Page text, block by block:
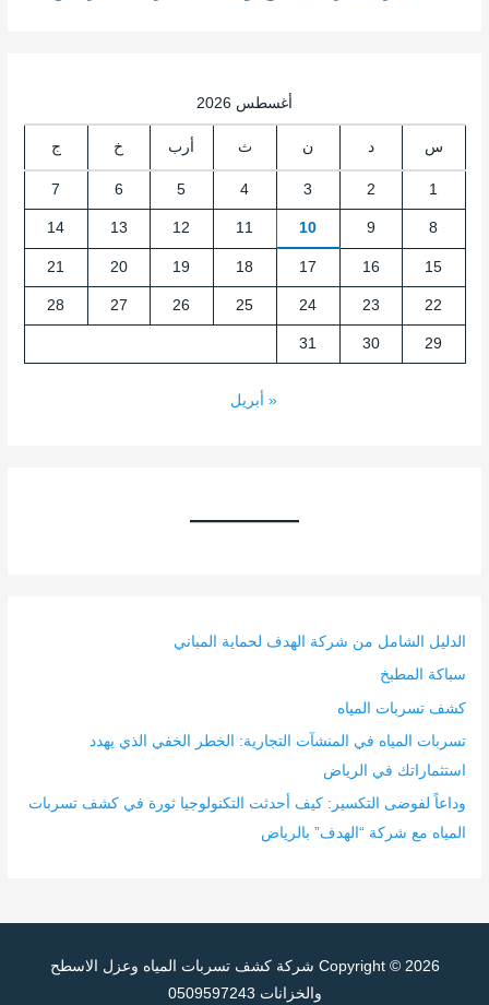
أغسطس 2026
س د ن ث أرب خ ج
1
2
3
4
5
6
7
8
9
10
11
12
13
14
15
16
17
18
19
20
21
22
23
24
25
26
27
28
29
30
31
« أبريل
الدليل الشامل من شركة الهدف لحماية المباني
سباكة المطبخ
كشف تسربات المياه
تسربات المياه في المنشآت التجارية: الخطر الخفي الذي يهدد
استثماراتك في الرياض
وداعاً لفوضى التكسير: كيف أحدثت التكنولوجيا ثورة في كشف تسربات
المياه مع شركة “الهدف” بالرياض
Copyright © 2026 شركة كشف تسربات المياه وعزل الاسطح
والخزانات 0509597243